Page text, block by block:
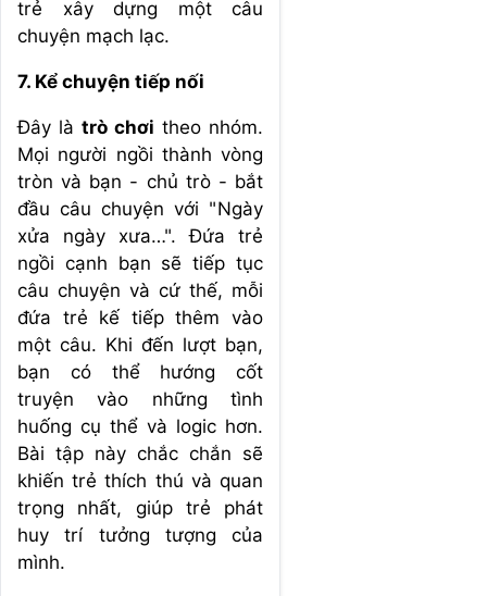
trẻ xây dựng một câu
chuyện mạch lạc.
7. Kể chuyện tiếp nối
Đây là trò chơi theo nhóm.
Mọi người ngồi thành vòng
tròn và bạn - chủ trò - bắt
đầu câu chuyện với "Ngày
xửa ngày xưa…". Đứa trẻ
ngồi cạnh bạn sẽ tiếp tục
câu chuyện và cứ thế, mỗi
đứa trẻ kế tiếp thêm vào
một câu. Khi đến lượt bạn,
bạn có thể hướng cốt
truyện vào những tình
huống cụ thể và logic hơn.
Bài tập này chắc chắn sẽ
khiến trẻ thích thú và quan
trọng nhất, giúp trẻ phát
huy trí tưởng tượng của
mình.